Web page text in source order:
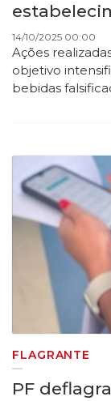
14/10/2025 00:00
Ações
objetivo
bebidas
FLAGRANTE
PF